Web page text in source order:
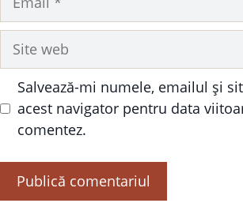
Site
web
Salvează-mi numele, emailul și
acest navigator pentru data
comentez.